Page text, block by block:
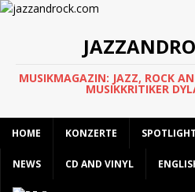
MUSIKMAGAZIN: JAZZ, ROCK
MUSIKKRITIKER
HOME KONZERTE SPOTLIGHT
NEWS CD AND VINYL